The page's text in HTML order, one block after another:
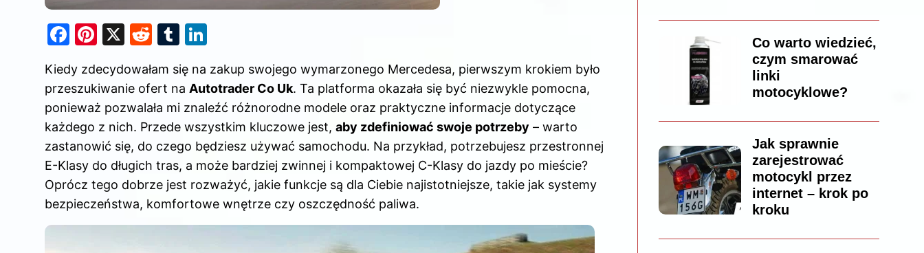
F
c
e
b
o
o
k
Pi
er
e
st
X
R
d
di
t
T
m
bl
r
k
e
dI
n
Kiedy zdecydowałam się na zakup swojego wymarzonego Mercedesa, pierwszym krokiem było
przeszukiwanie ofert na Autotrader Co Uk. Ta platforma okazała się być niezwykle pomocna,
ponieważ pozwalała mi znaleźć różnorodne modele oraz praktyczne informacje dotyczące
każdego z nich. Przede wszystkim kluczowe jest, aby zdefiniować swoje potrzeby – warto
zastanowić się, do czego będziesz używać samochodu. Na przykład, potrzebujesz przestronnej
E-Klasy do długich tras, a może bardziej zwinnej i kompaktowej C-Klasy do jazdy po mieście?
Oprócz tego dobrze jest rozważyć, jakie funkcje są dla Ciebie najistotniejsze, takie jak systemy
bezpieczeństwa, komfortowe wnętrze czy oszczędność paliwa.
Co warto wiedzieć,
czym smarować
linki
motocyklowe?
Jak sprawnie
zarejestrować
motocykl przez
internet – krok po
kroku